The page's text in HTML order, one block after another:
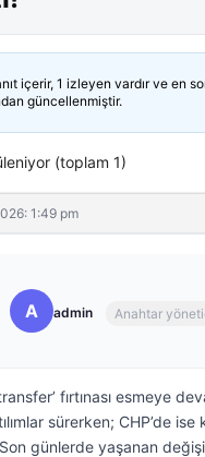
içerir, 1 izleyen vardır ve en
güncellenmiştir.
(toplam 1)
1:49 pm
A admin Anahtar
fırtınası esmeye
sürerken; CHP’de ise
günlerde yaşanan